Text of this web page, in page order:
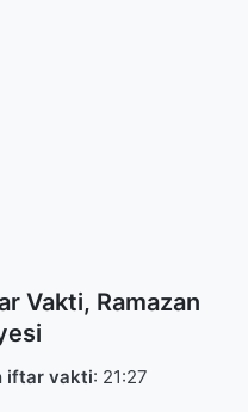
Vakti, Ramazan
iftar vakti: 21:27